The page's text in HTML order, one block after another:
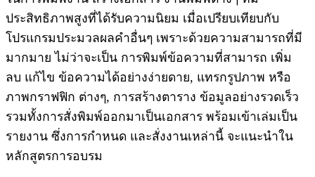
ประสิทธิภาพสูงที่ได้รับความนิยม เมื่อเปรียบเทียบกับ
โปรแกรมประมวลผลคำอื่นๆ เพราะด้วยความสามารถที่มี
มากมาย ไม่ว่าจะเป็น การพิมพ์ข้อความที่สามารถ เพิ่ม
ลบ แก้ไข ข้อความได้อย่างง่ายดาย, แทรกรูปภาพ หรือ
ภาพกราฟฟิก ต่างๆ, การสร้างตาราง ข้อมูลอย่างรวดเร็ว
รวมทั้งการสั่งพิมพ์ออกมาเป็นเอกสาร พร้อมเข้าเล่มเป็น
รายงาน ซึ่งการกำหนด และสั่งงานเหล่านี้ จะแนะนำใน
หลักสูตรการอบรม